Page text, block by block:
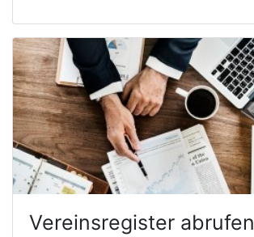
Vereinsregister abrufen